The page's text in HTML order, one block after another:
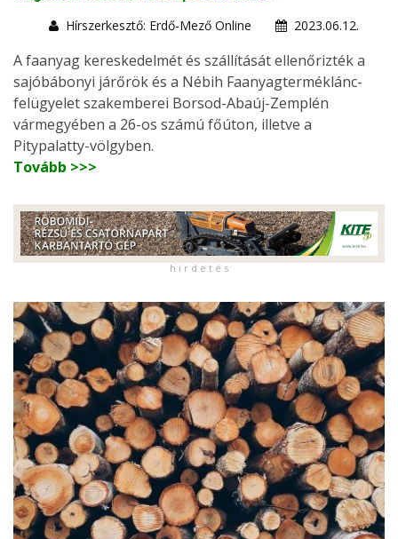
Hírszerkesztő: Erdő-Mező Online
2023.06.12.
A faanyag kereskedelmét és szállítását ellenőrizték a
sajóbábonyi járőrök és a Nébih Faanyagterméklánc-
felügyelet szakemberei Borsod-Abaúj-Zemplén
vármegyében a 26-os számú főúton, illetve a
Pitypalatty-völgyben.
Tovább >>>
h i r d e t é s